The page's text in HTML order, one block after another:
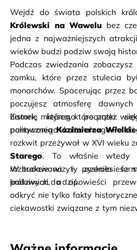
Wejdź do świata polskich
Królewski na Wawelu bez
jedna z najważniejszych
wieków budzi podziw swoją
Podczas zwiedzania
zamku, które przez stulecia
monarchów. Spacerując przez
poczujesz atmosferę
historię miejsca, które przez
politycznego i kulturalnego Polski.
Zamek, którego początki
panowania Kazimierza
rozkwit przeżywał w XVI wieku
Starego. To właśnie wtedy
rozbudowana i zyskała
podziwiać do dziś.
W trakcie wizyty przeniesiesz
królowych, a opowieści
odkryć nie tylko fakty
ciekawostki związane z tym
dziedzictwo.